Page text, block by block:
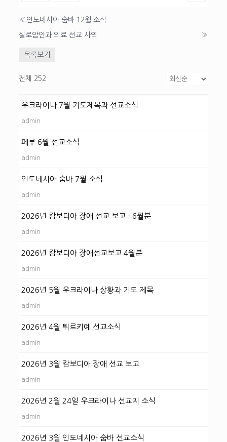
« 인도네시아 숨바 12월 소식
실로암안과 의료 선교 사역 »
목록보기
전체 252
우크라이나 7월 기도제목과 선교소식
admin
페루 6월 선교소식
admin
인도네시아 숨바 7월 소식
admin
2026년 캄보디아 장애 선교 보고 - 6월분
admin
2026년 캄보디아 장애선교보고 4월분
admin
2026년 5월 우크라이나 상황과 기도 제목
admin
2026년 4월 튀르키예 선교소식
admin
2026년 3월 캄보디아 장애 선교 보고
admin
2026년 2월 24일 우크라이나 선교지 소식
admin
2026년 3월 인도네시아 숨바 선교소식